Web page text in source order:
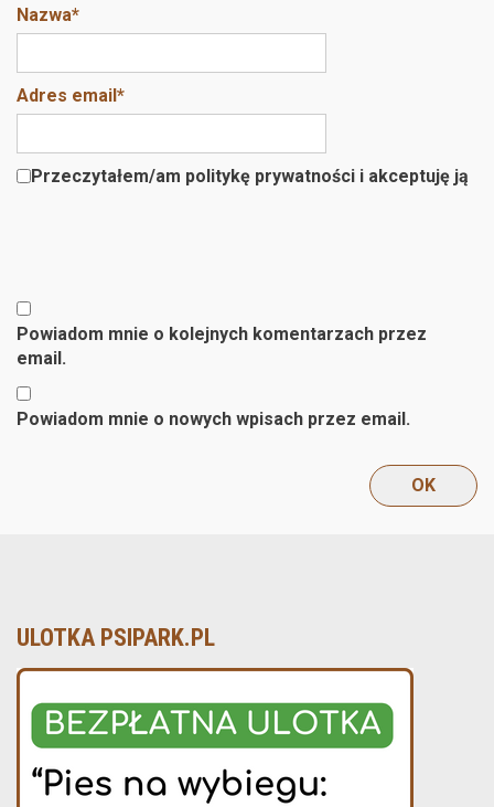
Nazwa*
Adres email*
Przeczytałem/am politykę prywatności i akceptuję ją
Powiadom mnie o kolejnych komentarzach przez
email.
Powiadom mnie o nowych wpisach przez email.
ULOTKA PSIPARK.PL